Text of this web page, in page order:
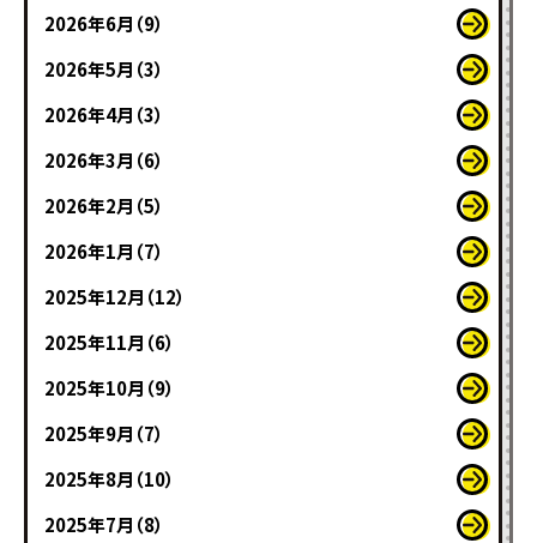
2026年6月（9）
2026年5月（3）
2026年4月（3）
2026年3月（6）
2026年2月（5）
2026年1月（7）
2025年12月（12）
2025年11月（6）
2025年10月（9）
2025年9月（7）
2025年8月（10）
2025年7月（8）